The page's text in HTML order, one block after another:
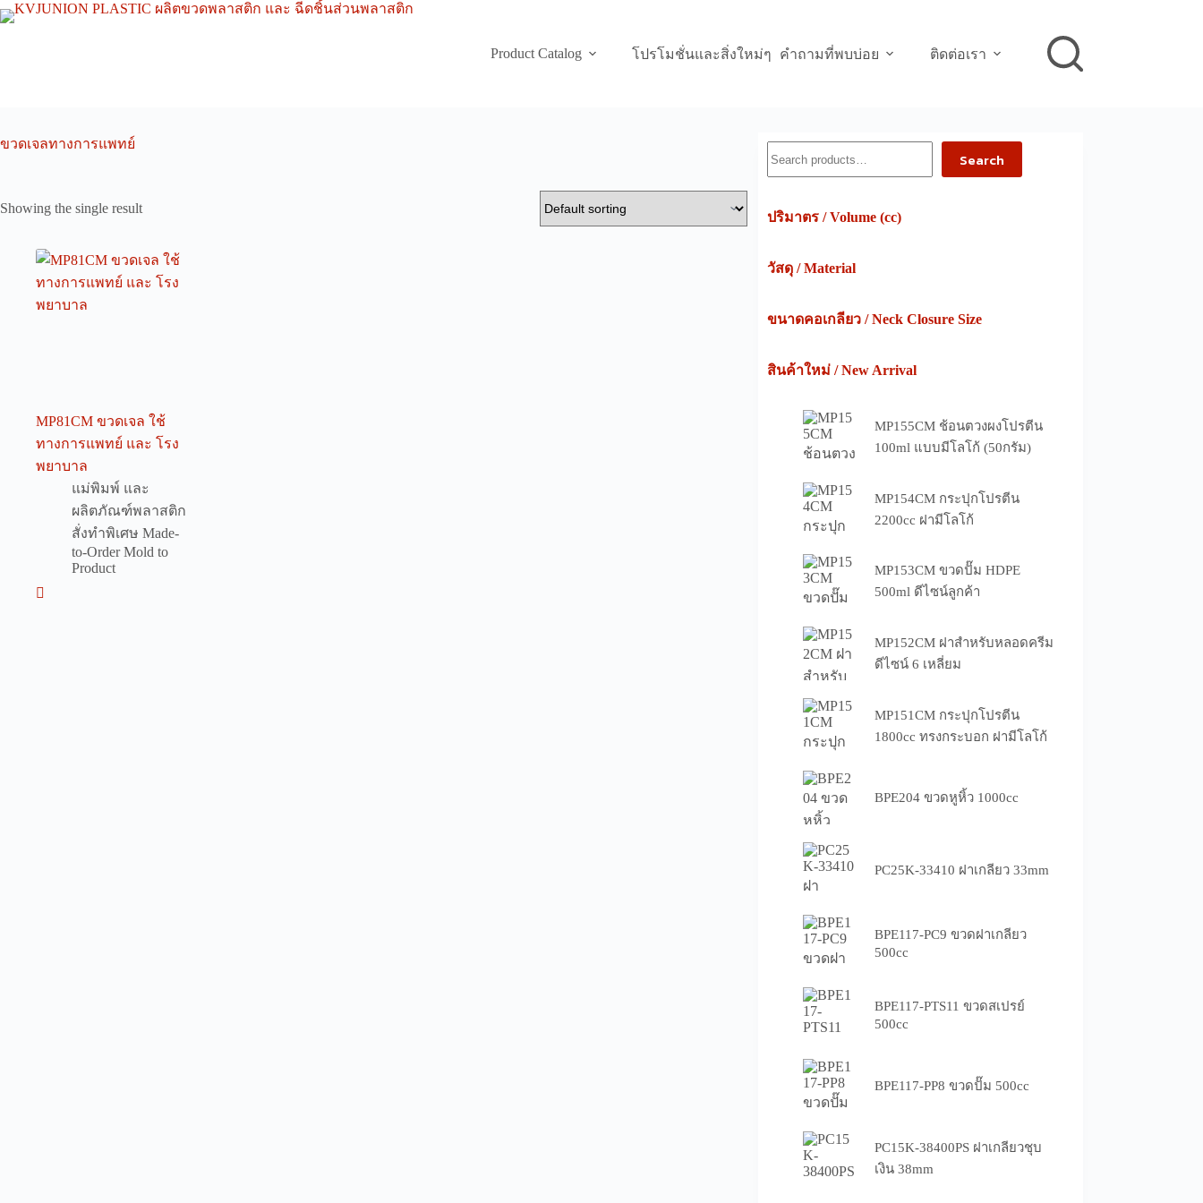
Skip
to
Product Catalog
โปรโมชั่นและสิ่งใหม่ๆ คำถามที่พบบ่อย ติดต่อเรา
ขวดเจลทางการแพทย์
Showing the single result
MP81CM ขวดเจล ใช้
ทางการแพทย์ และ โรง
พยาบาล
แม่พิมพ์ และ
ผลิตภัณฑ์พลาสติก
สั่งทำพิเศษ Made-
to-Order Mold to
Product
Search
ปริมาตร / Volume (cc)
วัสดุ / Material
ขนาดคอเกลียว / Neck Closure Size
สินค้าใหม่ / New Arrival
MP155CM ช้อนตวงผงโปรตีน
100ml แบบมีโลโก้ (50กรัม)
MP154CM กระปุกโปรตีน
2200cc ฝามีโลโก้
MP153CM ขวดปั๊ม HDPE
500ml ดีไซน์ลูกค้า
MP152CM ฝาสำหรับหลอดครีม
ดีไซน์ 6 เหลี่ยม
MP151CM กระปุกโปรตีน
1800cc ทรงกระบอก ฝามีโลโก้
BPE204 ขวดหูหิ้ว 1000cc
PC25K-33410 ฝาเกลียว 33mm
BPE117-PC9 ขวดฝาเกลียว
500cc
BPE117-PTS11 ขวดสเปรย์
500cc
BPE117-PP8 ขวดปั๊ม 500cc
PC15K-38400PS ฝาเกลียวชุบ
เงิน 38mm